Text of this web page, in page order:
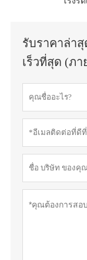
รับราคาล่า
เร็วที่สุด (ภา